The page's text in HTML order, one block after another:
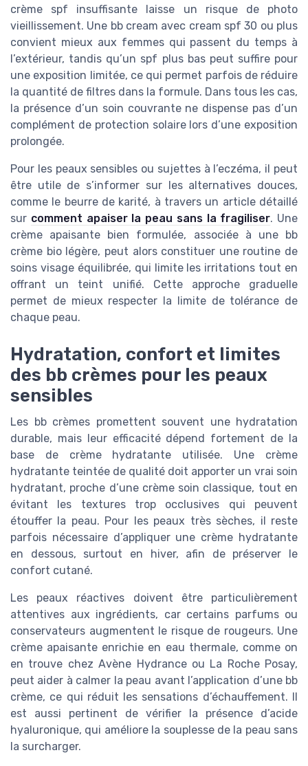
crème spf insuffisante laisse un risque de photo
vieillissement. Une bb cream avec cream spf 30 ou plus
convient mieux aux femmes qui passent du temps à
l’extérieur, tandis qu’un spf plus bas peut suffire pour
une exposition limitée, ce qui permet parfois de réduire
la quantité de filtres dans la formule. Dans tous les cas,
la présence d’un soin couvrante ne dispense pas d’un
complément de protection solaire lors d’une exposition
prolongée.
Pour les peaux sensibles ou sujettes à l’eczéma, il peut
être utile de s’informer sur les alternatives douces,
comme le beurre de karité, à travers un article détaillé
sur comment apaiser la peau sans la fragiliser. Une
crème apaisante bien formulée, associée à une bb
crème bio légère, peut alors constituer une routine de
soins visage équilibrée, qui limite les irritations tout en
offrant un teint unifié. Cette approche graduelle
permet de mieux respecter la limite de tolérance de
chaque peau.
Hydratation, confort et limites
des bb crèmes pour les peaux
sensibles
Les bb crèmes promettent souvent une hydratation
durable, mais leur efficacité dépend fortement de la
base de crème hydratante utilisée. Une crème
hydratante teintée de qualité doit apporter un vrai soin
hydratant, proche d’une crème soin classique, tout en
évitant les textures trop occlusives qui peuvent
étouffer la peau. Pour les peaux très sèches, il reste
parfois nécessaire d’appliquer une crème hydratante
en dessous, surtout en hiver, afin de préserver le
confort cutané.
Les peaux réactives doivent être particulièrement
attentives aux ingrédients, car certains parfums ou
conservateurs augmentent le risque de rougeurs. Une
crème apaisante enrichie en eau thermale, comme on
en trouve chez Avène Hydrance ou La Roche Posay,
peut aider à calmer la peau avant l’application d’une bb
crème, ce qui réduit les sensations d’échauffement. Il
est aussi pertinent de vérifier la présence d’acide
hyaluronique, qui améliore la souplesse de la peau sans
la surcharger.